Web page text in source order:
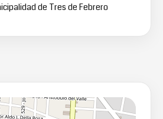
de Tres de Febrero